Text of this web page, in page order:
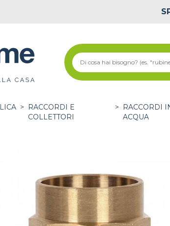
>
RACCORDI E
COLLETTORI
>
RACCORDI
ACQUA